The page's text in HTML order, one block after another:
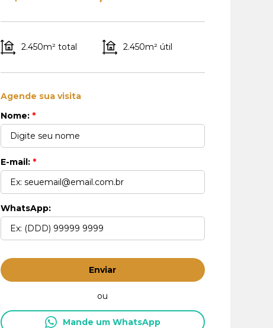
2.450m² total 2.450m² útil
Agende sua visita
Nome: *
E-mail: *
WhatsApp:
Enviar
ou
Mande um WhatsApp